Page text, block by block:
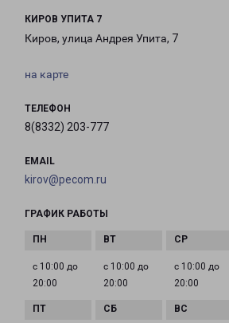
КИРОВ УПИТА 7
Киров, улица Андрея Упита, 7
на карте
ТЕЛЕФОН
8(8332) 203-777
EMAIL
kirov@pecom.ru
ГРАФИК РАБОТЫ
с 10:00 до
20:00
с 10:00 до
20:00
с 10:00 до
20:00